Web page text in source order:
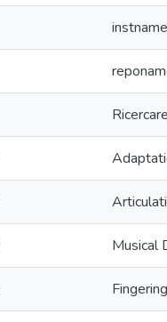
Musical
Fingering